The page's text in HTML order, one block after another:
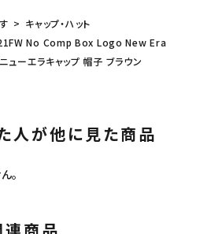
キャップ・ハット
No Comp Box Logo New Era
ューエラキャップ 帽子 ブラウン
人が他に見た商品
。